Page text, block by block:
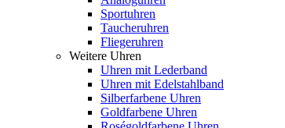
Sportuhren
Taucheruhren
Fliegeruhren
Weitere Uhren
Uhren mit Lederband
Uhren mit Edelstahlband
Silberfarbene Uhren
Goldfarbene Uhren